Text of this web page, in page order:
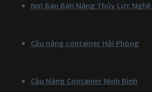
Nơi Bán Bàn Nâng Thủy Lực Nghệ
Cầu nâng container Hải Phòng
Cầu Nâng Container Ninh Bình